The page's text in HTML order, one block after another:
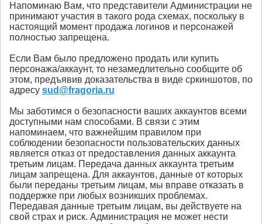
Напоминаю Вам, что представители Администрации не
принимают участия в такого рода схемах, поскольку в
настоящий момент продажа логинов и персонажей
полностью запрещена.
Если Вам было предложено продать или купить
персонажа/аккаунт, то незамедлительно сообщите об
этом, предъявив доказательства в виде сркиншотов, по
адресу sud@fragoria.ru
Мы заботимся о безопасности ваших аккаунтов всеми
доступными нам способами. В связи с этим
напоминаем, что важнейшим правилом при
соблюдении безопасности пользовательских данных
является отказ от предоставления данных аккаунта
третьим лицам. Передача данных аккаунта третьим
лицам запрещена. Для аккаунтов, данные от которых
были переданы третьим лицам, мы вправе отказать в
поддержке при любых возникших проблемах.
Передавая данные третьим лицам, вы действуете на
свой страх и риск. Администрация не может нести